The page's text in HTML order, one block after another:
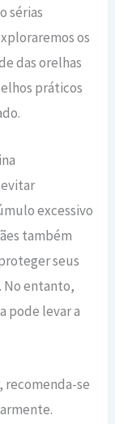
sérias
os
das orelhas
práticos
excessivo
também
seus
No entanto,
pode levar a
recomenda-se